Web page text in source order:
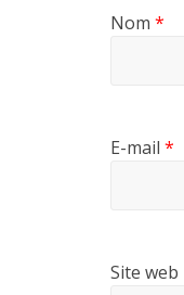
Nom *
E-mail *
Site web